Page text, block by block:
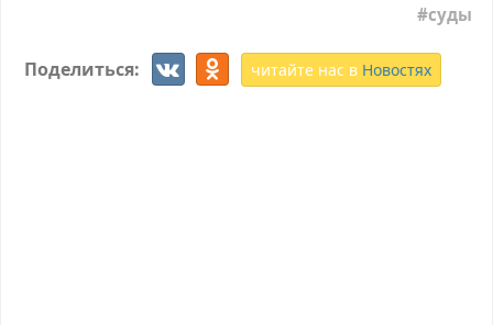
суды
Поделиться: читайте нас в Новостях